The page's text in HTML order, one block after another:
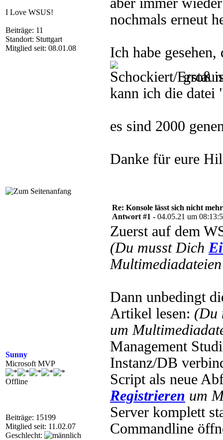
I Love WSUS!
Beiträge: 11
Standort: Stuttgart
Mitglied seit: 08.01.08
nochmals erneut
Ich habe
groß
kann ich die datei
es sind 2000
Danke für eure
Sunny
Microsoft MVP
Offline
Beiträge: 15199
Mitglied seit: 11.02.07
Geschlecht:
Re: Konsole lässt sich nicht
Antwort #1 - 04.05.21 um
Zuerst auf dem
(Du musst Dich
Dann unbedingt
Artikel lesen: (Du
um
Management
Instanz/DB
Script als neue
Registrieren um
Server komplett
Commandline